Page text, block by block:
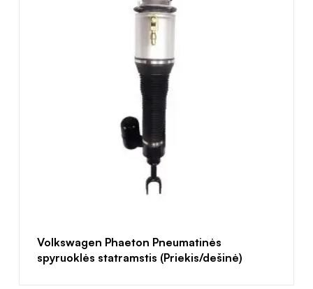
Volkswagen Phaeton Pneumatinės
spyruoklės statramstis (Priekis/dešinė)